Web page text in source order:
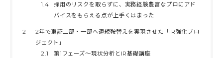
1.4
採用のリスクを取らずに、実務経験豊富なプロにアド
バイスをもらえる点が上手くはまった
2
2年で東証二部・一部へ連続鞍替えを実現させた「IR強化プロ
ジェクト」
2.1
第1フェーズ～現状分析とIR基礎講座